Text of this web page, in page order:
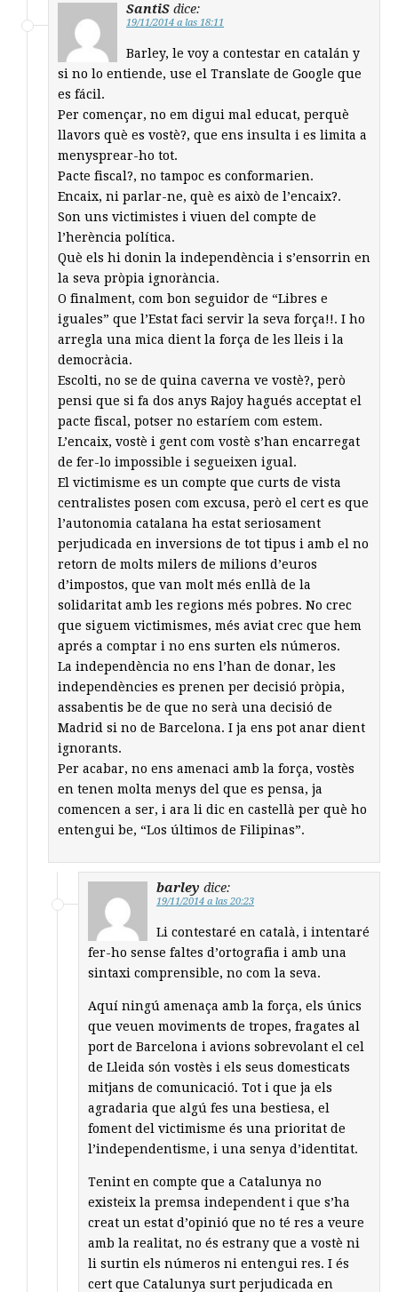
SantiS dice:
19/11/2014 a las 18:11
Barley, le voy a contestar en catalán y
si no lo entiende, use el Translate de Google que
es fácil.
Per començar, no em digui mal educat, perquè
llavors què es vostè?, que ens insulta i es limita a
menysprear-ho tot.
Pacte fiscal?, no tampoc es conformarien.
Encaix, ni parlar-ne, què es això de l’encaix?.
Son uns victimistes i viuen del compte de
l’herència política.
Què els hi donin la independència i s’ensorrin en
la seva pròpia ignorància.
O finalment, com bon seguidor de “Libres e
iguales” que l’Estat faci servir la seva força!!. I ho
arregla una mica dient la força de les lleis i la
democràcia.
Escolti, no se de quina caverna ve vostè?, però
pensi que si fa dos anys Rajoy hagués acceptat el
pacte fiscal, potser no estaríem com estem.
L’encaix, vostè i gent com vostè s’han encarregat
de fer-lo impossible i segueixen igual.
El victimisme es un compte que curts de vista
centralistes posen com excusa, però el cert es que
l’autonomia catalana ha estat seriosament
perjudicada en inversions de tot tipus i amb el no
retorn de molts milers de milions d’euros
d’impostos, que van molt més enllà de la
solidaritat amb les regions més pobres. No crec
que siguem victimismes, més aviat crec que hem
aprés a comptar i no ens surten els números.
La independència no ens l’han de donar, les
independències es prenen per decisió pròpia,
assabentis be de que no serà una decisió de
Madrid si no de Barcelona. I ja ens pot anar dient
ignorants.
Per acabar, no ens amenaci amb la força, vostès
en tenen molta menys del que es pensa, ja
comencen a ser, i ara li dic en castellà per què ho
entengui be, “Los últimos de Filipinas”.
barley dice:
19/11/2014 a las 20:23
Li contestaré en català, i intentaré
fer-ho sense faltes d’ortografia i amb una
sintaxi comprensible, no com la seva.
Aquí ningú amenaça amb la força, els únics
que veuen moviments de tropes, fragates al
port de Barcelona i avions sobrevolant el cel
de Lleida són vostès i els seus domesticats
mitjans de comunicació. Tot i que ja els
agradaria que algú fes una bestiesa, el
foment del victimisme és una prioritat de
l’independentisme, i una senya d’identitat.
Tenint en compte que a Catalunya no
existeix la premsa independent i que s’ha
creat un estat d’opinió que no té res a veure
amb la realitat, no és estrany que a vostè ni
li surtin els números ni entengui res. I és
cert que Catalunya surt perjudicada en